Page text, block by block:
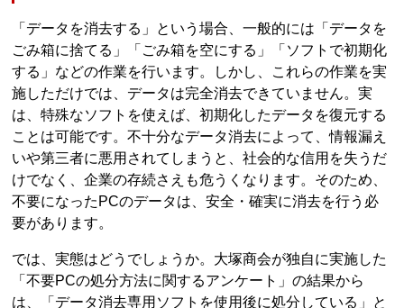
「データを消去する」という場合、一般的には「データを
ごみ箱に捨てる」「ごみ箱を空にする」「ソフトで初期化
する」などの作業を行います。しかし、これらの作業を実
施しただけでは、データは完全消去できていません。実
は、特殊なソフトを使えば、初期化したデータを復元する
ことは可能です。不十分なデータ消去によって、情報漏え
いや第三者に悪用されてしまうと、社会的な信用を失うだ
けでなく、企業の存続さえも危うくなります。そのため、
不要になったPCのデータは、安全・確実に消去を行う必
要があります。
では、実態はどうでしょうか。大塚商会が独自に実施した
「不要PCの処分方法に関するアンケート」の結果から
は、「データ消去専用ソフトを使用後に処分している」と